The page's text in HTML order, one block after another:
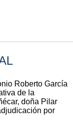
Roberto García
de la
doña Pilar
por